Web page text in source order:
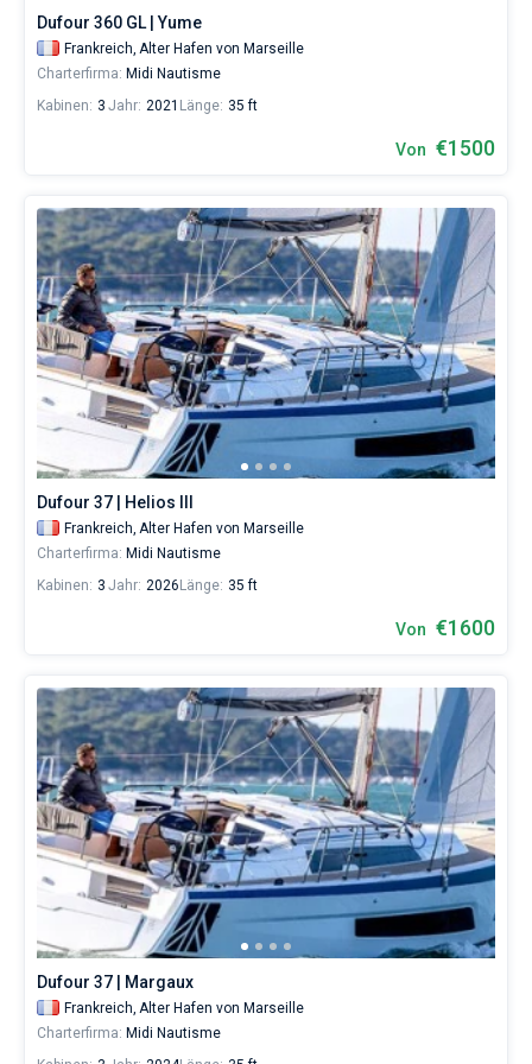
Dufour 360 GL | Yume
Frankreich, Alter Hafen von Marseille
Charterfirma: Midi Nautisme
Kabinen: 3 Jahr: 2021 Länge: 35 ft
Von €1500
Dufour 37 | Helios III
Frankreich, Alter Hafen von Marseille
Charterfirma: Midi Nautisme
Kabinen: 3 Jahr: 2026 Länge: 35 ft
Von €1600
Dufour 37 | Margaux
Frankreich, Alter Hafen von Marseille
Charterfirma: Midi Nautisme